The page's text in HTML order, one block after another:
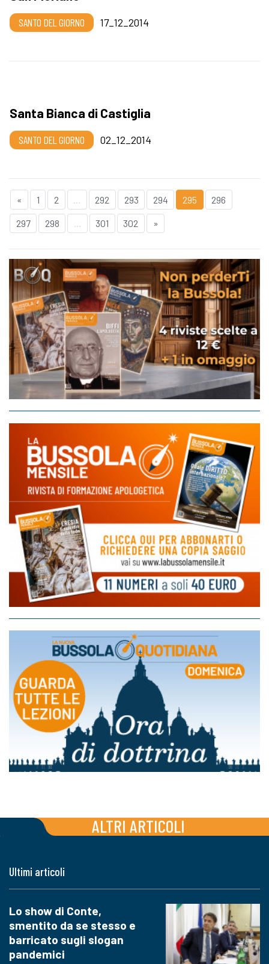
SANTO DEL GIORNO 17_12_2014
Santa Bianca di Castiglia
SANTO DEL GIORNO 02_12_2014
« 1 2 292 293 294 295 296
297 298 ... 301 302 »
ALTRI ARTICOLI
Ultimi articoli
Lo show di Conte,
smentito da se stesso e
barricato sugli slogan
pandemici